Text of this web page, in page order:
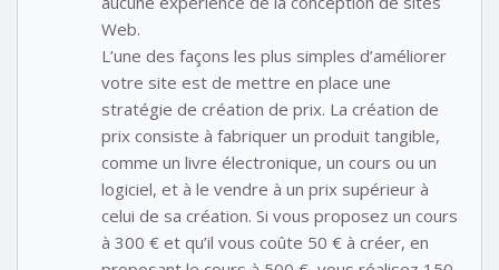
Web.
L’une des façons les plus simples d’améliorer
votre site est de mettre en place une
stratégie de création de prix. La création de
prix consiste à fabriquer un produit tangible,
comme un livre électronique, un cours ou un
logiciel, et à le vendre à un prix supérieur à
celui de sa création. Si vous proposez un cours
à 300 € et qu’il vous coûte 50 € à créer, en